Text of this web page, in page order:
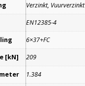
Verzinkt, Vuurverzinkt
EN12385-4
6×37+FC
[kN] 209
1.384